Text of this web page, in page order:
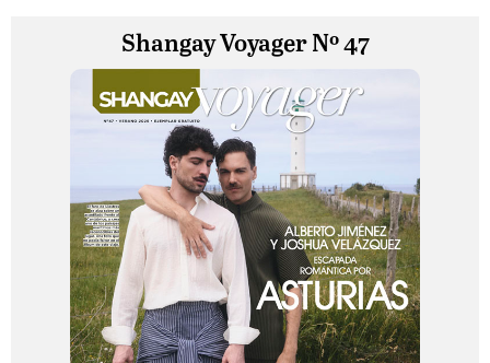
Shangay Voyager Nº 47